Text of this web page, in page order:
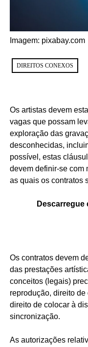
Imagem: pixabay.com
DIREITOS CONEXOS
Os artistas devem
vagas que possam
exploração das
desconhecidas,
possível, estas
devem definir-se com
as quais os contratos
Descarregue
Os contratos devem
das prestações
conceitos (legais)
reprodução, direito
direito de colocar à
sincronização.
As autorizações